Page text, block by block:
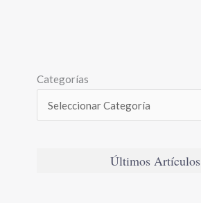
Categorías
Últimos Artículos